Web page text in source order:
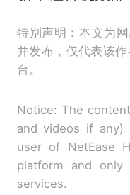
特别声明：本文为
并发布，仅代表该
台。
Notice: The
and videos if any)
user of NetEase
platform and only
services.